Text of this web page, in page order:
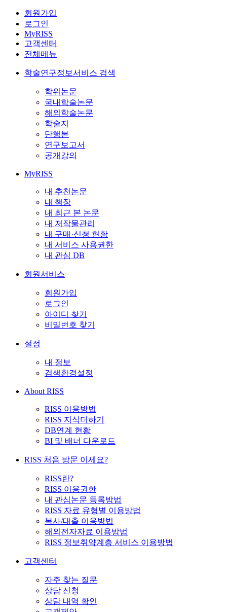
회원가입
로그인
MyRISS
고객센터
전체메뉴
학술연구정보서비스 검색
학위논문
국내학술논문
해외학술논문
학술지
단행본
연구보고서
공개강의
MyRISS
내 추천논문
내 책장
내 최근 본 논문
내 저작물관리
내 구매·신청 현황
내 서비스 사용권한
내 관심 DB
회원서비스
회원가입
로그인
아이디 찾기
비밀번호 찾기
설정
내 정보
검색환경설정
About RISS
RISS 이용방법
RISS 지식더하기
DB연계 현황
BI 및 배너 다운로드
RISS 처음 방문 이세요?
RISS란?
RISS 이용권한
내 관심논문 등록방법
RISS 자료 유형별 이용방법
복사/대출 이용방법
해외전자자료 이용방법
RISS 정보취약계층 서비스 이용방법
고객센터
자주 찾는 질문
상담 신청
상담 내역 확인